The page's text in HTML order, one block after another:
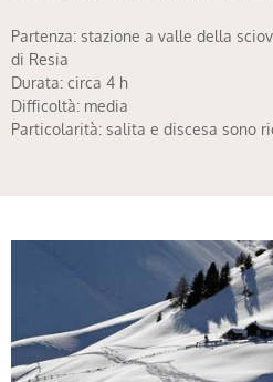
Partenza: stazione a valle della
di Resia
Durata: circa 4 h
Difficoltà: media
Particolarità: salita e discesa sono